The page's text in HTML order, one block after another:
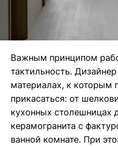
Важным принципом
тактильность.
материалах, к которым
прикасаться: от
кухонных столешницах
керамогранита с
ванной комнате. При